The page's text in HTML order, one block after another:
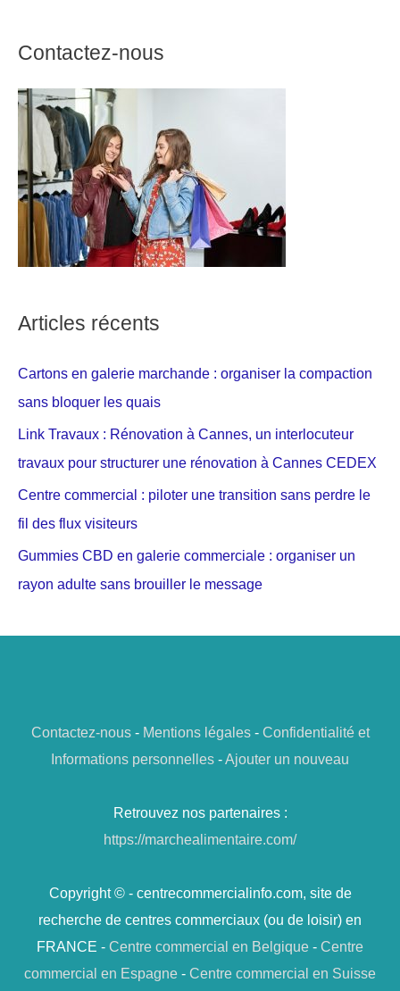
Contactez-nous
Articles récents
Cartons en galerie marchande : organiser la compaction
sans bloquer les quais
Link Travaux : Rénovation à Cannes, un interlocuteur
travaux pour structurer une rénovation à Cannes CEDEX
Centre commercial : piloter une transition sans perdre le
fil des flux visiteurs
Gummies CBD en galerie commerciale : organiser un
rayon adulte sans brouiller le message
Contactez-nous- Mentions légales- Confidentialité et
Informations personnelles -Ajouter un nouveau
Retrouvez nos partenaires :
https://marchealimentaire.com/
Copyright © - centrecommercialinfo.com, site de
recherche de centres commerciaux (ou de loisir) en
FRANCE - Centre commercial en Belgique - Centre
commercial en Espagne - Centre commercial en Suisse